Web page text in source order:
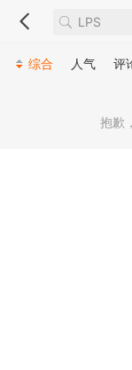
综合 人气 评
抱歉